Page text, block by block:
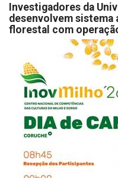
Investigadores da
desenvolvem
florestal com